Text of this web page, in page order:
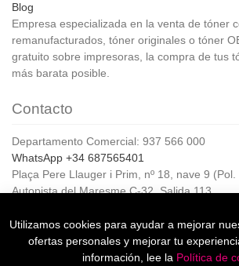
Blog
Empresa especializada en la venta de tóner
remanufacturados, tóner originales o tóner
gratuito sobre impresoras, la compra de tus
más barata posible.
Contacto
Departamento Comercial: 937 566 000
WhatsApp +34 687565401
Plaça Pere Llauger i Prim, nº 18, nave 9
Autopista del Maresme C-32, Salida 113
Horario de Atención al cliente:
De lunes a jueves de 8:00 a 17:00,
Viernes de 8:00 a 15:00
Utilizamos cookies para ayudar a mejorar
ofertas personales y mejorar tu
información, lee la Política de